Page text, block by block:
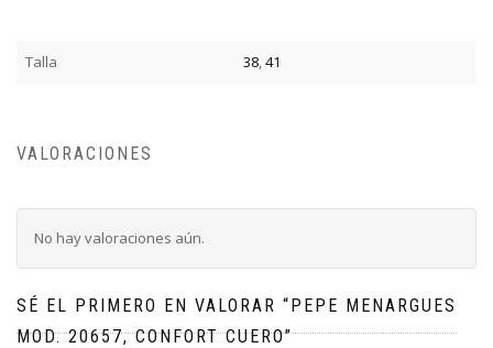
Talla 38,41
VALORACIONES
No hay valoraciones aún.
SÉ EL PRIMERO EN VALORAR “PEPE MENARGUES
MOD. 20657, CONFORT CUERO”